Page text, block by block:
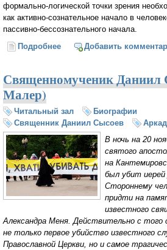
формально-логической точки зрения
как активно-сознательное начало в
пассивно-бессознательного начала.
Подробнее о Персонализм
Добавить
Священномученик Даниил
Малер)
Читальный зал
Биографии
Священник Даниил Сысоев
В ночь на 20
святого
на
был убит
Стороннему
придти на
известного
Александра Меня. Действительно с
не только первое убийство известного
Православной Церкви, но и самое